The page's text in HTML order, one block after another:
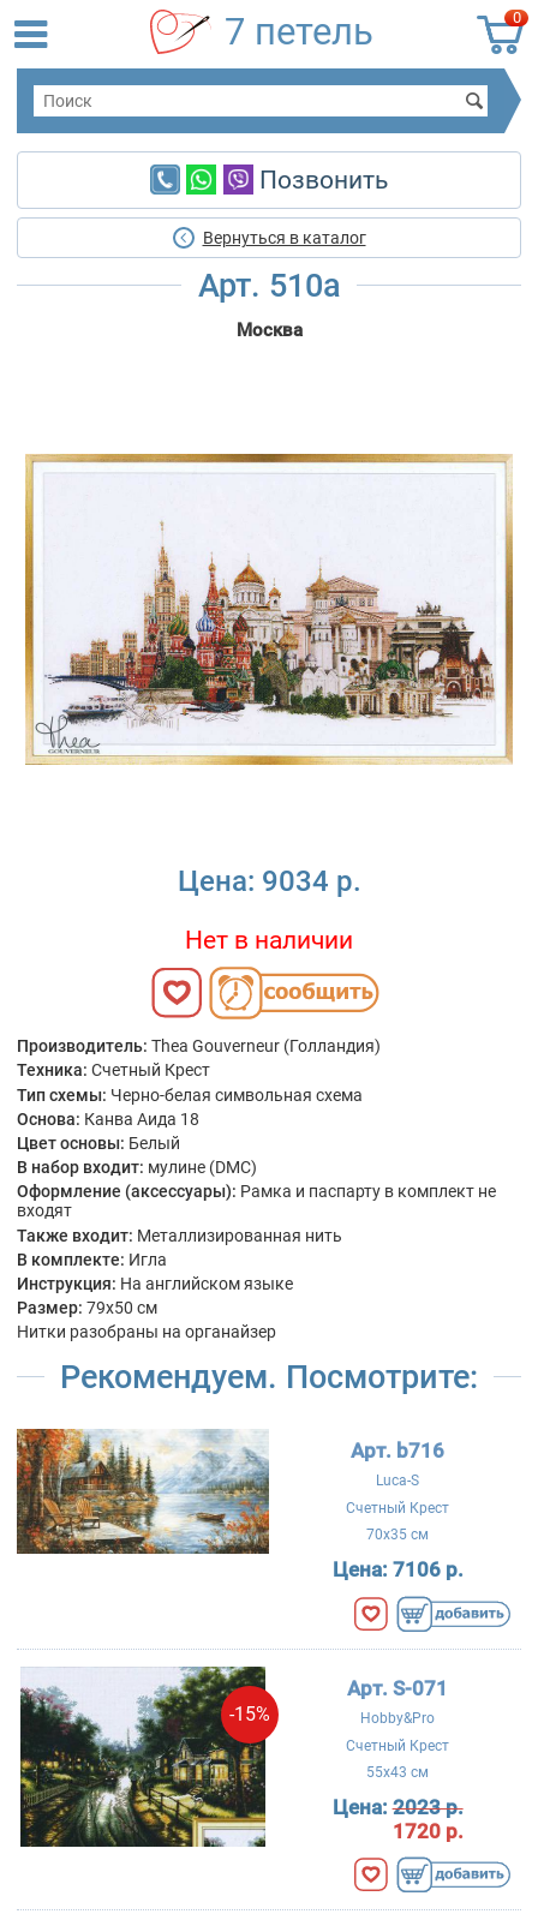
0
7 петель
Позвонить
Вернуться в каталог
Арт. 510a
Москва
Цена: 9034 р.
Нет в наличии
Производитель: Thea Gouverneur (Голландия)
Техника: Счетный Крест
Тип схемы: Черно-белая символьная схема
Основа: Канва Аида 18
Цвет основы: Белый
В набор входит: мулине (DMC)
Оформление (аксессуары): Рамка и паспарту в комплект не
входят
Также входит: Металлизированная нить
В комплекте: Игла
Инструкция: На английском языке
Размер: 79x50 см
Нитки разобраны на органайзер
Рекомендуем. Посмотрите:
Арт. b716
Luca-S
Счетный Крест
70x35 см
Цена: 7106 р.
-15%
Арт. S-071
Hobby&Pro
Счетный Крест
55x43 см
Цена:2023 р.
1720 р.